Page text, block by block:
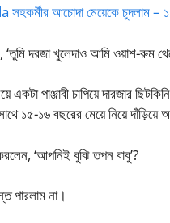
আচোদা মেয়েকে চুদলাম – ১
দরজা খুলেদাও আমি ওয়াশ-রুম
একটা পাঞ্জাবী চাপিয়ে দারজার
১৫-১৬ বছরের মেয়ে নিয়ে
‘আপনিই বুঝি তপন বাবু’?
পারলাম না।